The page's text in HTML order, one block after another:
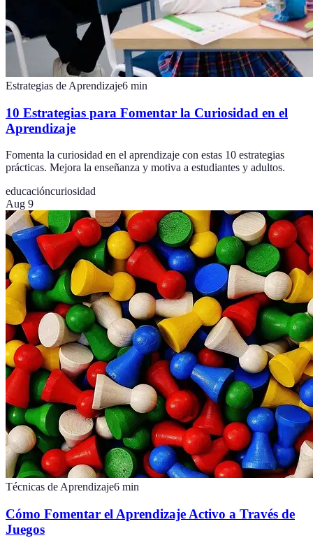
Estrategias de Aprendizaje6 min
10 Estrategias para Fomentar la Curiosidad en el
Aprendizaje
Fomenta la curiosidad en el aprendizaje con estas 10 estrategias
prácticas. Mejora la enseñanza y motiva a estudiantes y adultos.
educacióncuriosidad
Aug 9
Técnicas de Aprendizaje6 min
Cómo Fomentar el Aprendizaje Activo a Través de
Juegos